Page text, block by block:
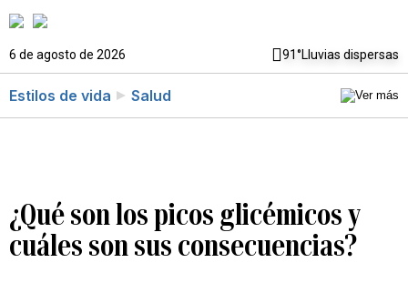
6 de agosto de 2026 91°Lluvias dispersas
Estilos de vida Salud
¿Qué son los picos glicémicos y
cuáles son sus consecuencias?